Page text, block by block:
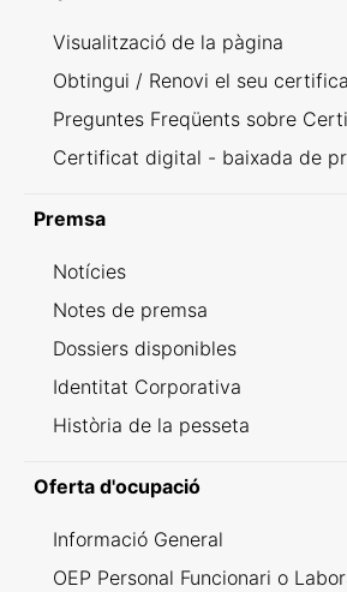
Visualització de la pàgina
Obtingui / Renovi el seu
Preguntes Freqüents sobre
Certificat digital - baixada de
Premsa
Notícies
Notes de premsa
Dossiers disponibles
Identitat Corporativa
Història de la pesseta
Oferta d'ocupació
Informació General
OEP Personal Funcionari o